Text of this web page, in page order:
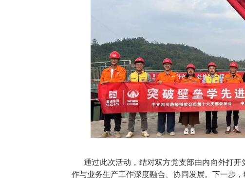
通过此次活动，结对双方党支部由内向外打开
作与业务生产工作深度融合、协同发展。下一步